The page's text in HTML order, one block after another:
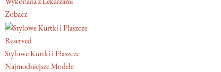
Zobacz
Reserved
Stylowe Kurtki i Płaszcze
Najmodniejsze Modele